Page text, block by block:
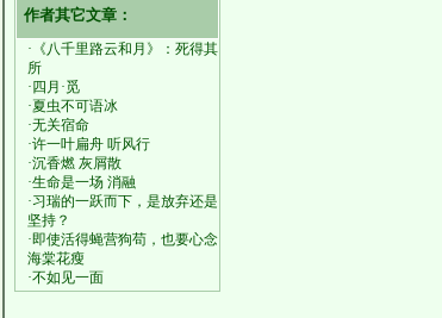
作者其它文章：
·《八千里路云和月》：死得其
所
·四月·觅
·夏虫不可语冰
·无关宿命
·许一叶扁舟 听风行
·沉香燃 灰屑散
·生命是一场 消融
·习瑞的一跃而下，是放弃还是
坚持？
·即使活得蝇营狗苟，也要心念
海棠花瘦
·不如见一面